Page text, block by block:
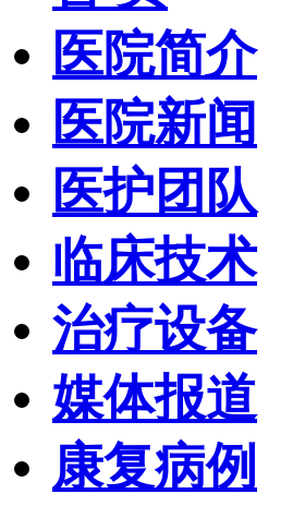
医院简介
医院新闻
医护团队
临床技术
治疗设备
媒体报道
康复病例